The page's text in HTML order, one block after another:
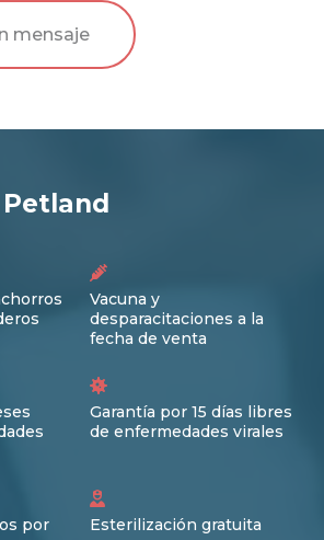
mensaje
Vacuna y
desparacitaciones a la
fecha de venta
Garantía por 15 días libres
de enfermedades virales
por
Esterilización gratuita